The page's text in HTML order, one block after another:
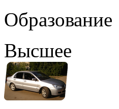
Образование
Высшее